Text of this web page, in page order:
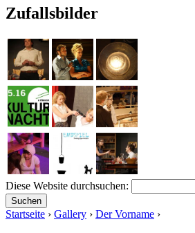
Zufallsbilder
Diese Website durchsuchen:
Startseite › Gallery › Der Vorname ›